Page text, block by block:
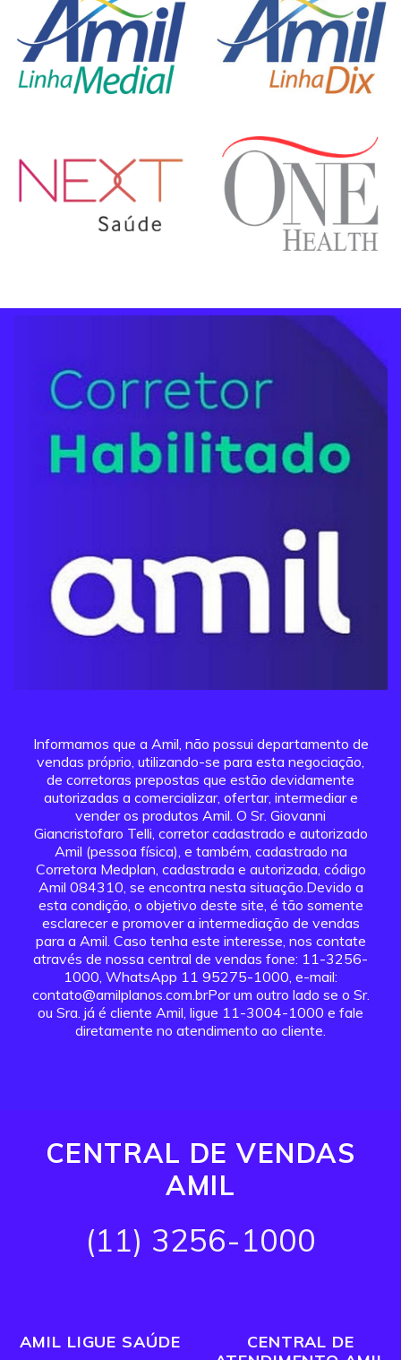
Informamos que a Amil, não possui departamento de
vendas próprio, utilizando-se para esta negociação,
de corretoras prepostas que estão devidamente
autorizadas a comercializar, ofertar, intermediar e
vender os produtos Amil. O Sr. Giovanni
Giancristofaro Telli, corretor cadastrado e autorizado
Amil (pessoa física), e também, cadastrado na
Corretora Medplan, cadastrada e autorizada, código
Amil 084310, se encontra nesta situação.Devido a
esta condição, o objetivo deste site, é tão somente
esclarecer e promover a intermediação de vendas
para a Amil. Caso tenha este interesse, nos contate
através de nossa central de vendas fone: 11-3256-
1000, WhatsApp 11 95275-1000, e-mail:
contato@amilplanos.com.brPor um outro lado se o Sr.
ou Sra. já é cliente Amil, ligue 11-3004-1000 e fale
diretamente no atendimento ao cliente.
CENTRAL DE VENDAS
AMIL
(11) 3256-1000
AMIL LIGUE SAÚDE
CENTRAL DE